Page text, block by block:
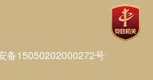
备15050202000272号